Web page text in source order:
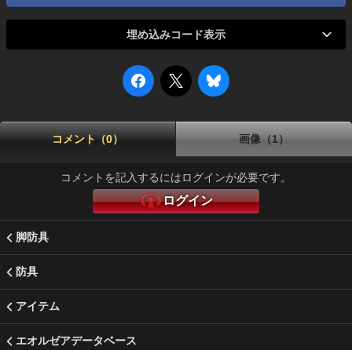
埋め込みコード表示
コメント（0） 画像（1）
コメントを記入するにはログインが必要です。
ログイン
脚防具
防具
アイテム
エオルゼアデータベース